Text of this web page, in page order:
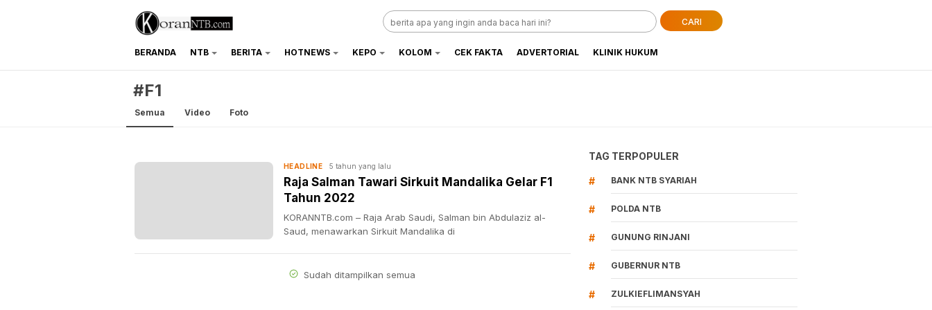
koranntb.com
CARI
BERANDA NTB BERITA HOTNEWS KEPO KOLOM CEK FAKTA ADVERTORIAL KLINIK HUKUM
#F1
Semua Video Foto
HEADLINE 5 tahun yang lalu
Raja Salman Tawari Sirkuit Mandalika Gelar F1
Tahun 2022
KORANNTB.com – Raja Arab Saudi, Salman bin Abdulaziz al-
Saud, menawarkan Sirkuit Mandalika di
Sudah ditampilkan semua
TAG TERPOPULER
# BANK NTB SYARIAH
# POLDA NTB
# GUNUNG RINJANI
# GUBERNUR NTB
# ZULKIEFLIMANSYAH